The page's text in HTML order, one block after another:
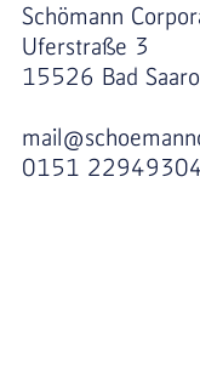
Schömann
Uferstraße 3
15526 Bad
0151